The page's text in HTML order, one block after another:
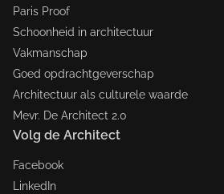
Paris Proof
Schoonheid in architectuur
Vakmanschap
Goed opdrachtgeverschap
Architectuur als culturele waarde
Mevr. De Architect 2.0
Volg de Architect
Facebook
LinkedIn